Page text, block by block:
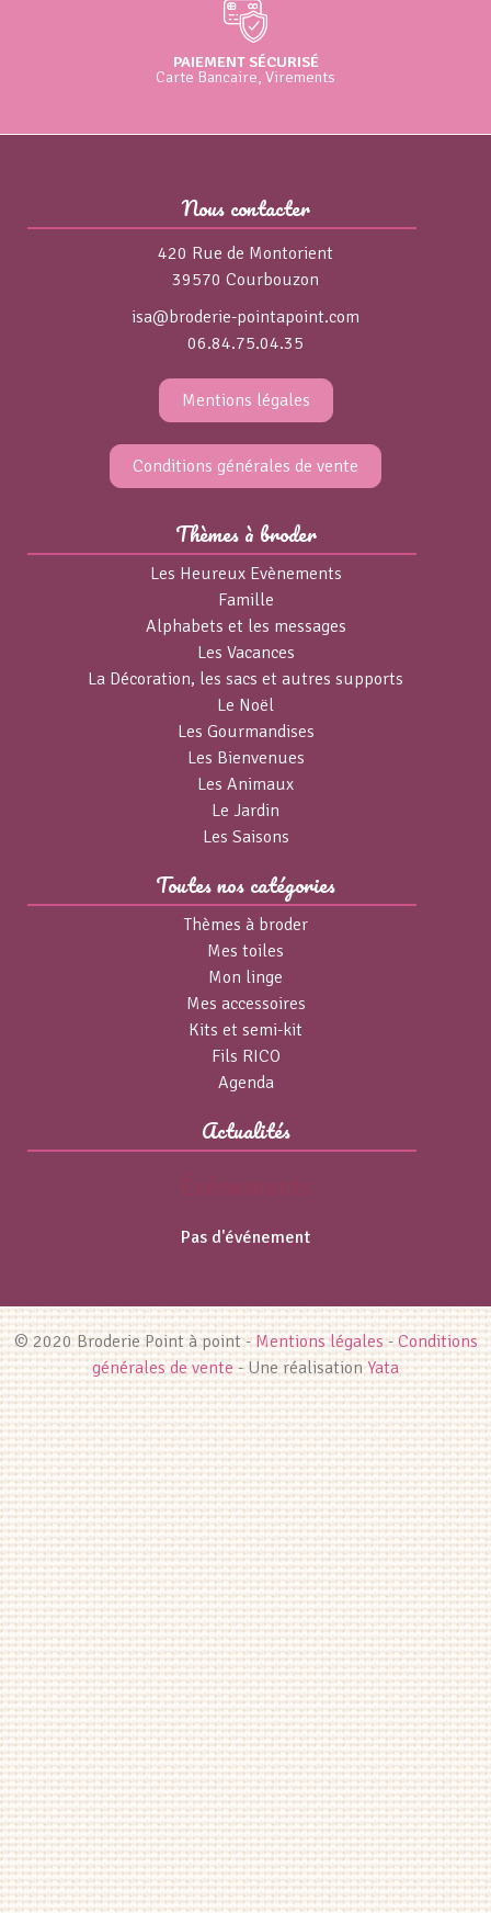
PAIEMENT SÉCURISÉ
Carte Bancaire, Virements
Nous contacter
420 Rue de Montorient
39570 Courbouzon
isa@broderie-pointapoint.com
06.84.75.04.35
Mentions légales
Conditions générales de vente
Thèmes à broder
Les Heureux Evènements
Famille
Alphabets et les messages
Les Vacances
La Décoration, les sacs et autres supports
Le Noël
Les Gourmandises
Les Bienvenues
Les Animaux
Le Jardin
Les Saisons
Toutes nos catégories
Thèmes à broder
Mes toiles
Mon linge
Mes accessoires
Kits et semi-kit
Fils RICO
Agenda
Actualités
Pas d'événement
© 2020 Broderie Point à point - Mentions légales-Conditions
générales de vente- Une réalisationYata